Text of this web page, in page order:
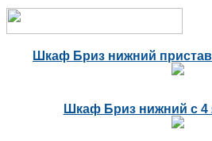
Шкаф Бриз нижний
Шкаф Бриз нижний с 4